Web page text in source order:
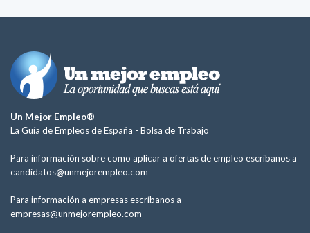
Un Mejor Empleo®
La Guía de Empleos de España - Bolsa de Trabajo
Para información sobre como aplicar a ofertas de empleo escríbanos a
candidatos@unmejorempleo.com
Para información a empresas escríbanos a
empresas@unmejorempleo.com